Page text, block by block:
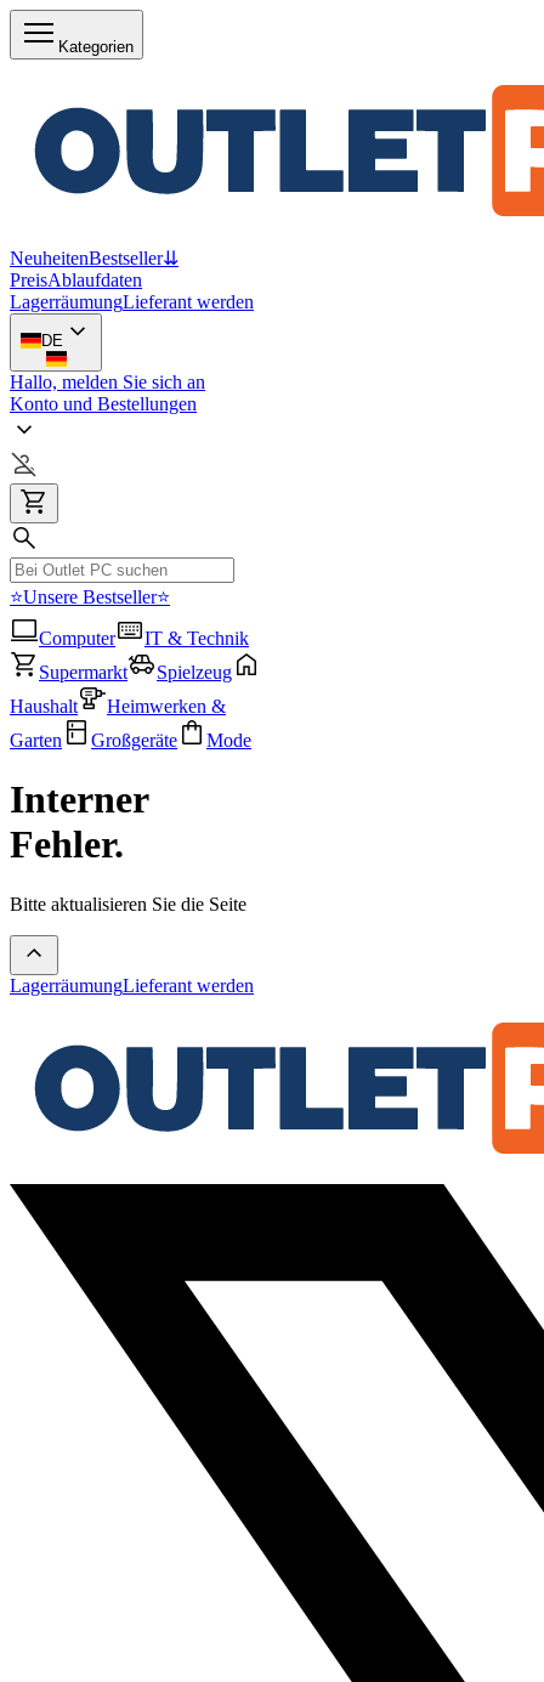
Kategorien
NeuheitenBestseller⇊
PreisAblaufdaten
LagerräumungLieferant werden
DE
Hallo, melden Sie sich an
Konto und Bestellungen
⭐Unsere Bestseller⭐
Computer
IT & Technik
Supermarkt
Spielzeug
Haushalt
Heimwerken &
Garten
Großgeräte Mode
Interner
Fehler.
Bitte aktualisieren Sie die Seite
LagerräumungLieferant werden